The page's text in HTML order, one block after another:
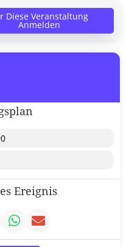
Diese Veranstaltung
Anmelden
Ereignis